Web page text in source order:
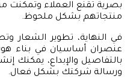
بصرية تقنع العملاء
منتجاتهم بشكل ملحوظ.
في النهاية، تطوير الشعار
عنصران أساسيان في بناء
بالتفاصيل والإبداع، يمكنك
ورسالة شركتك بشكل فعال.